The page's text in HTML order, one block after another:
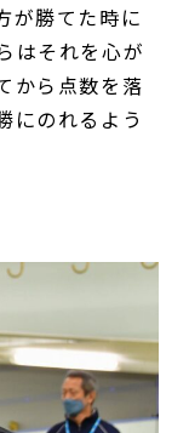
が勝てた時に
はそれを心が
から点数を落
にのれるよう